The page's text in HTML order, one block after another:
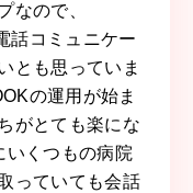
なので、
話コミュニケー
とも思っていま
の運用が始ま
がとても楽にな
いくつもの病院
っていても会話